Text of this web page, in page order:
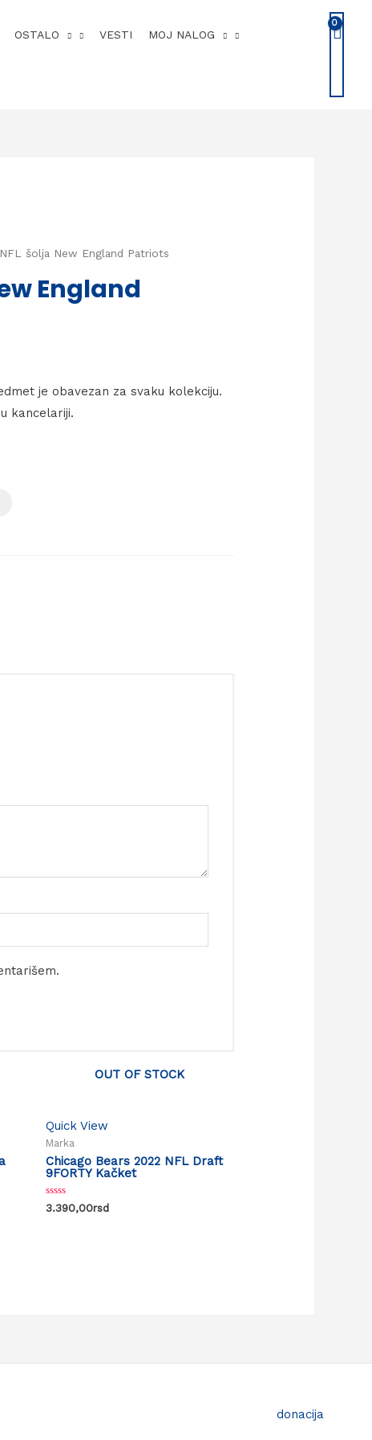
OSTALO VESTI MOJ NALOG
šolja New England Patriots
England
je obavezan za svaku kolekciju.
kancelariji.
OUT OF STOCK
Quick View
Marka
Chicago Bears 2022 NFL Draft
9FORTY Kačket
Rated
0
3.390,00rsd